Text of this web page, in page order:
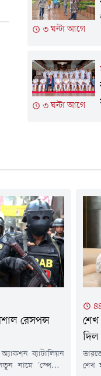
৩ ঘন্টা আগে
৩ ঘন্টা আগে
রেসপন্স
ব্যাটালিয়ন
নামে 'স্পেশাল
শেখ
দিল:
শেখ